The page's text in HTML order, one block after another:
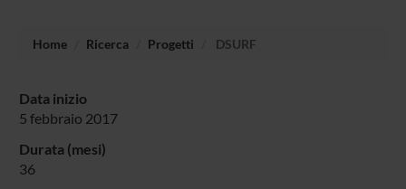
Home Ricerca Progetti DSURF
Data inizio
5 febbraio 2017
Durata (mesi)
36